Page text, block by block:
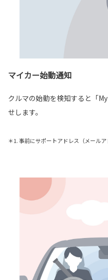
マイカー始動通知
クルマの始動を検知すると「
せします。
＊1. 事前にサポートアドレス（メールア